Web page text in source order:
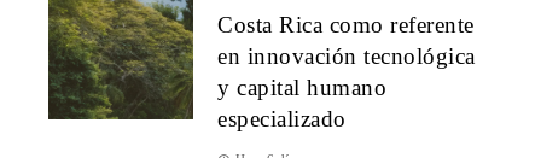
Costa Rica como referente
en innovación tecnológica
y capital humano
especializado